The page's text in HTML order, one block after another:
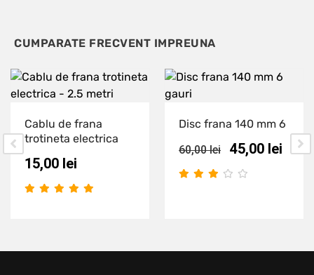
CUMPARATE FRECVENT IMPREUNA
Cablu de frana
trotineta electrica
15,00 lei
Disc frana 140 mm 6
60,00lei 45,00 lei